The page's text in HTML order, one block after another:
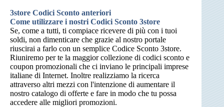
3store Codici Sconto anteriori
Come utilizzare i nostri Codici Sconto 3store
Se, come a tutti, ti compiace ricevere di più con i tuoi
soldi, non dimenticare che grazie al nostro portale
riuscirai a farlo con un semplice Codice Sconto 3store.
Riuniremo per te la maggior collezione di codici sconto e
coupon promozionali che ci inviano le principali imprese
italiane di Internet. Inoltre realizziamo la ricerca
attraverso altri mezzi con l'intenzione di aumentare il
nostro catalogo di offerte e fare in modo che tu possa
accedere alle migliori promozioni.